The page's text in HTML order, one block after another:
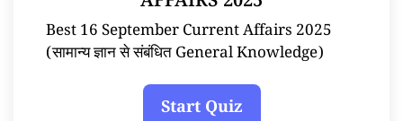
Best 16 September Current Affairs 2025
(सामान्य ज्ञान से संबंधित General Knowledge)